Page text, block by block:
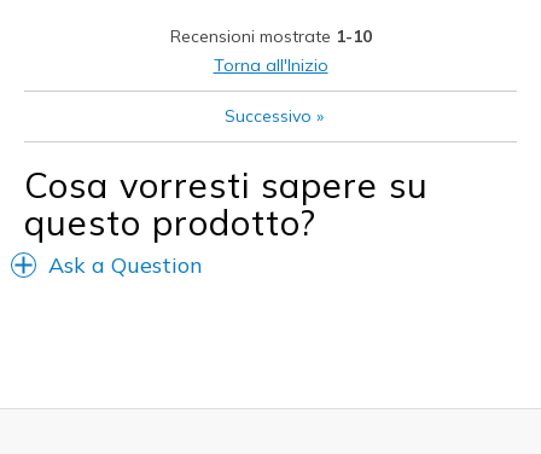
Casual Wear
Going Out
Special Occasions
Width
Feels too narrow
Sizing
Feels true to size
Recensioni mostrate 1-10
Torna all'Inizio
Successivo »
Cosa vorresti sapere su
questo prodotto?
Ask a Question